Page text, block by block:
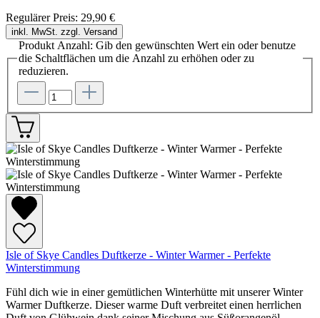
Regulärer Preis: 29,90 €
inkl. MwSt. zzgl. Versand
Produkt Anzahl: Gib den gewünschten Wert ein oder benutze
die Schaltflächen um die Anzahl zu erhöhen oder zu
reduzieren.
Isle of Skye Candles Duftkerze - Winter Warmer - Perfekte
Winterstimmung
Fühl dich wie in einer gemütlichen Winterhütte mit unserer Winter
Warmer Duftkerze. Dieser warme Duft verbreitet einen herrlichen